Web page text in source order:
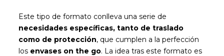
Este tipo de formato conlleva una serie de
necesidades específicas, tanto de traslado
como de protección, que cumplen a la perfección
los envases on the go. La idea tras este formato es